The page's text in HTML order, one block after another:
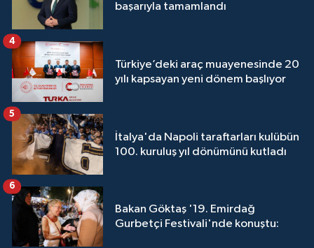
başarıyla tamamlandı
Türkiye’deki araç muayenesinde 20
yılı kapsayan yeni dönem başlıyor
4
İtalya'da Napoli taraftarları kulübün
100. kuruluş yıl dönümünü kutladı
5
Bakan Göktaş '19. Emirdağ
Gurbetçi Festivali'nde konuştu:
6